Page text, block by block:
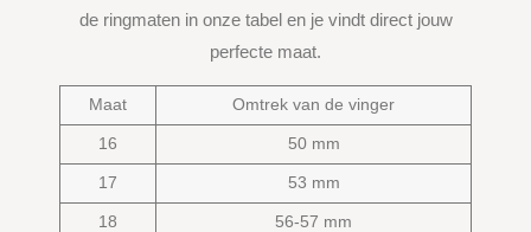
de ringmaten in onze tabel en je vindt direct jouw
perfecte maat.
Maat Omtrek van de vinger
16 50 mm
17 53 mm
18 56-57 mm